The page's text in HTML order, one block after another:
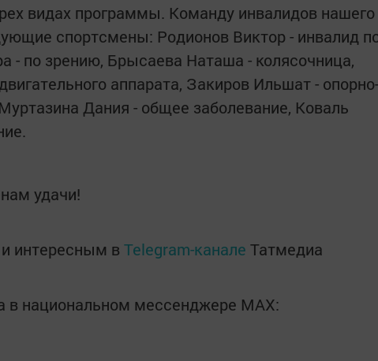
видах программы. Команду инвалидов нашего
спортсмены: Родионов Виктор - инвалид
- по зрению, Брысаева Наташа - колясочница,
аппарата, Закиров Ильшат - опорно-
Дания - общее заболевание, Коваль
удачи!
интересным в Telegram-канале Татмедиа
в национальном мессенджере MАХ: